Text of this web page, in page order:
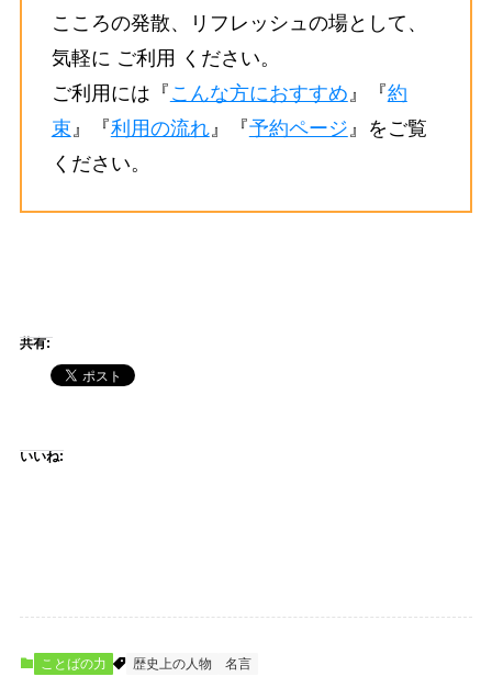
こころの発散、リフレッシュの場として、
気軽に ご利用 ください。
ご利用には『 こんな方におすすめ 』『約
束 』『利用の流れ』『予約ページ 』をご覧
ください。
共有:
いいね:
ことばの力 歴史上の人物 名言